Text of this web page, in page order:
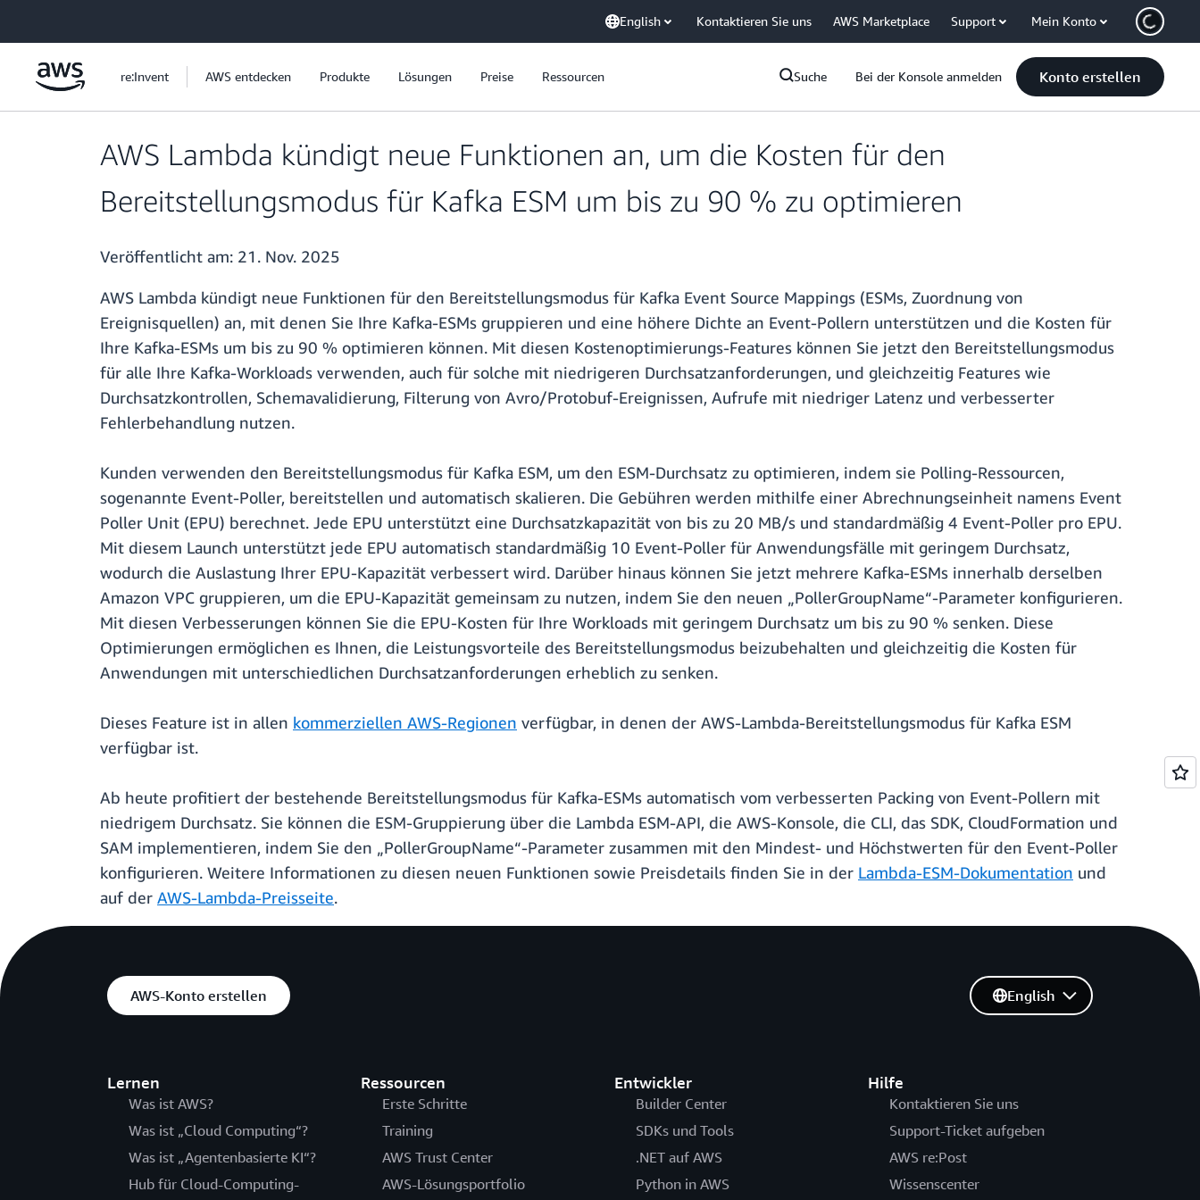
English Kontaktieren Sie uns AWS Marketplace Support Mein Konto
re:Invent AWS entdecken Produkte Lösungen Preise Ressourcen Suche Bei der Konsole anmelden Konto erstellen
AWS Lambda kündigt neue Funktionen an, um die Kosten für den
Bereitstellungsmodus für Kafka ESM um bis zu 90 % zu optimieren
Veröffentlicht am: 21. Nov. 2025
AWS Lambda kündigt neue Funktionen für den Bereitstellungsmodus für Kafka Event Source Mappings (ESMs, Zuordnung von
Ereignisquellen) an, mit denen Sie Ihre Kafka-ESMs gruppieren und eine höhere Dichte an Event-Pollern unterstützen und die Kosten für
Ihre Kafka-ESMs um bis zu 90 % optimieren können. Mit diesen Kostenoptimierungs-Features können Sie jetzt den Bereitstellungsmodus
für alle Ihre Kafka-Workloads verwenden, auch für solche mit niedrigeren Durchsatzanforderungen, und gleichzeitig Features wie
Durchsatzkontrollen, Schemavalidierung, Filterung von Avro/Protobuf-Ereignissen, Aufrufe mit niedriger Latenz und verbesserter
Fehlerbehandlung nutzen.
Kunden verwenden den Bereitstellungsmodus für Kafka ESM, um den ESM-Durchsatz zu optimieren, indem sie Polling-Ressourcen,
sogenannte Event-Poller, bereitstellen und automatisch skalieren. Die Gebühren werden mithilfe einer Abrechnungseinheit namens Event
Poller Unit (EPU) berechnet. Jede EPU unterstützt eine Durchsatzkapazität von bis zu 20 MB/s und standardmäßig 4 Event-Poller pro EPU.
Mit diesem Launch unterstützt jede EPU automatisch standardmäßig 10 Event-Poller für Anwendungsfälle mit geringem Durchsatz,
wodurch die Auslastung Ihrer EPU-Kapazität verbessert wird. Darüber hinaus können Sie jetzt mehrere Kafka-ESMs innerhalb derselben
Amazon VPC gruppieren, um die EPU-Kapazität gemeinsam zu nutzen, indem Sie den neuen „PollerGroupName“-Parameter konfigurieren.
Mit diesen Verbesserungen können Sie die EPU-Kosten für Ihre Workloads mit geringem Durchsatz um bis zu 90 % senken. Diese
Optimierungen ermöglichen es Ihnen, die Leistungsvorteile des Bereitstellungsmodus beizubehalten und gleichzeitig die Kosten für
Anwendungen mit unterschiedlichen Durchsatzanforderungen erheblich zu senken.
Dieses Feature ist in allen kommerziellen AWS-Regionen verfügbar, in denen der AWS-Lambda-Bereitstellungsmodus für Kafka ESM
verfügbar ist.
Ab heute profitiert der bestehende Bereitstellungsmodus für Kafka-ESMs automatisch vom verbesserten Packing von Event-Pollern mit
niedrigem Durchsatz. Sie können die ESM-Gruppierung über die Lambda ESM-API, die AWS-Konsole, die CLI, das SDK, CloudFormation und
SAM implementieren, indem Sie den „PollerGroupName“-Parameter zusammen mit den Mindest- und Höchstwerten für den Event-Poller
konfigurieren. Weitere Informationen zu diesen neuen Funktionen sowie Preisdetails finden Sie in der Lambda-ESM-Dokumentation und
auf der AWS-Lambda-Preisseite.
AWS-Konto erstellen
Lernen
Was ist AWS?
Was ist „Cloud Computing“?
Was ist „Agentenbasierte KI“?
Hub für Cloud-Computing-
Ressourcen
Erste Schritte
Training
AWS Trust Center
AWS-Lösungsportfolio
Entwickler
Builder Center
SDKs und Tools
.NET auf AWS
Python in AWS
Hilfe
Kontaktieren Sie uns
Support-Ticket aufgeben
AWS re:Post
Wissenscenter
English